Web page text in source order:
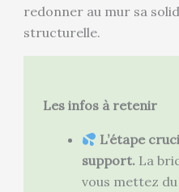
redonner au mur sa
structurelle.
Les infos à retenir
L’étape
support.La
vous mettez